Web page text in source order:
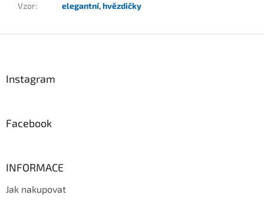
Vzor: elegantní,hvězdičky
Instagram
Facebook
INFORMACE
Jak nakupovat